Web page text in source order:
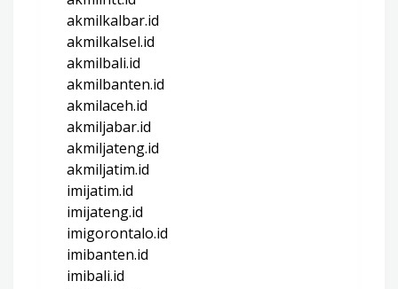
akmilkalbar.id
akmilkalsel.id
akmilbali.id
akmilbanten.id
akmilaceh.id
akmiljabar.id
akmiljateng.id
akmiljatim.id
imijatim.id
imijateng.id
imigorontalo.id
imibanten.id
imibali.id